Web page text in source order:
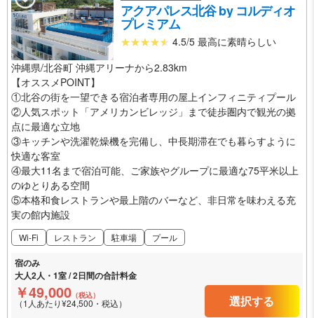
アクアパレス北谷 by コルディオ
プレミアム
4.5/5 最高に素晴らしい
沖縄県/北谷町 沖縄アリーナから2.83km
【オススメPOINT】
①北谷の街を一望できる宿泊者専用の屋上インフィニティプール
②人気スポット「アメリカンビレッジ」まで徒歩圏内で観光の拠
点に最適な立地
③キッチンや洗濯乾燥機を完備し、中長期滞在でも暮らすように
快適な客室
④最大11名まで宿泊可能、ご家族やグループに最適な75平米以上
のゆとりある空間
⑤本格和食レストランや最上階のバーなど、非日常を味わえる充
実の館内施設
Wi-Fi レストラン 駐車場 プール
宿のみ
大人2人・1室 / 2日間の合計料金
￥49,000 （税込）
（1人あたり¥24,500・税込） 選択する